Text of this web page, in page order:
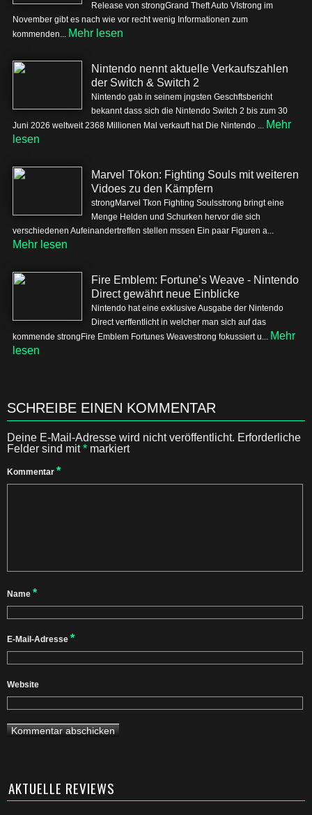
Release von strongGrand Theft Auto VIstrong im
November gibt es nach wie vor recht wenig Informationen zum
kommenden... Mehr lesen
Nintendo nennt aktuelle Verkaufszahlen
der Switch & Switch 2
Nintendo gab in seinem jngsten Geschftsbericht
bekannt dass sich die Nintendo Switch 2 bis zum 30
Juni 2026 weltweit 2368 Millionen Mal verkauft hat Die Nintendo ... Mehr
lesen
Marvel Tōkon: Fighting Souls mit weiteren
Vidoes zu den Kämpfern
strongMarvel Tkon Fighting Soulsstrong bringt eine
Menge Helden und Schurken hervor die sich
verschiedenen Aufeinandertreffen stellen mssen Ein paar Figuren a...
Mehr lesen
Fire Emblem: Fortune’s Weave - Nintendo
Direct gewährt neue Einblicke
Nintendo hat eine exklusive Ausgabe der Nintendo
Direct verffentlicht in welcher man sich auf das
kommende strongFire Emblem Fortunes Weavestrong fokussiert u... Mehr
lesen
SCHREIBE EINEN KOMMENTAR
Deine E-Mail-Adresse wird nicht veröffentlicht. Erforderliche
Felder sind mit* markiert
Kommentar *
Name *
E-Mail-Adresse *
Website
AKTUELLE REVIEWS